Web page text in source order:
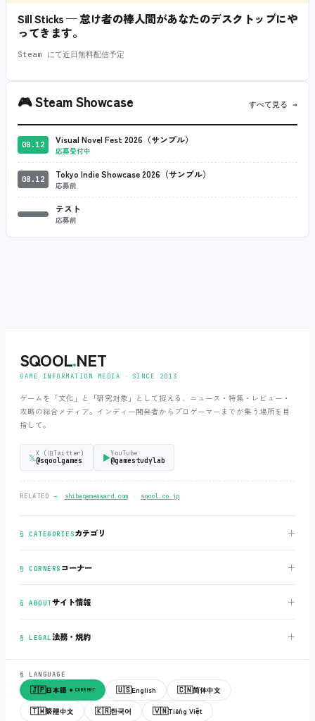
Sill Sticks — 怠け者の棒人間があなたのデスクトップにや
ってきます。
Steam にて近日無料配信予定
🎮Steam Showcase すべて見る →
08.12 Visual Novel Fest 2026（サンプル）
応募受付中
08.12 Tokyo Indie Showcase 2026（サンプル）
応募前
テスト
応募前
SQOOL.NET
GAME INFORMATION MEDIA ‧ SINCE 2013
ゲームを「文化」と「研究対象」として捉える、ニュース・特集・レビュー・
攻略の総合メディア。インディー開発者からプロゲーマーまでが集う場所を目
指して。
𝕏X (旧Twitter)
@sqoolgames ▶YouTube
@gamestudylab
RELATED → shibagameaward.com ‧ sqool.co.jp
§ CATEGORIESカテゴリ ＋
§ CORNERS コーナー ＋
§ ABOUTサイト情報 ＋
§ LEGAL法務・規約 ＋
§ LANGUAGE
🇯🇵日本語 ● CURRENT 🇺🇸English 🇨🇳简体中文
🇹🇼繁體中文 🇰🇷한국어 🇻🇳Tiếng Việt